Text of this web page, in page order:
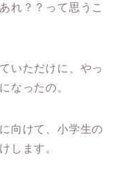
れ？？って思うこ
いただけに、やっ
なったの。
向けて、小学生の
します。